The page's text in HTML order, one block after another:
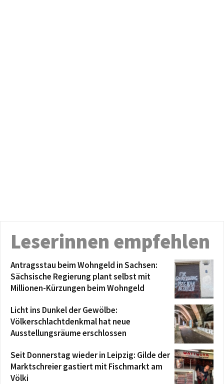
Leserinnen empfehlen
Antragsstau beim Wohngeld in Sachsen:
Sächsische Regierung plant selbst mit
Millionen-Kürzungen beim Wohngeld
Licht ins Dunkel der Gewölbe:
Völkerschlachtdenkmal hat neue
Ausstellungsräume erschlossen
Seit Donnerstag wieder in Leipzig: Gilde der
Marktschreier gastiert mit Fischmarkt am
Völki